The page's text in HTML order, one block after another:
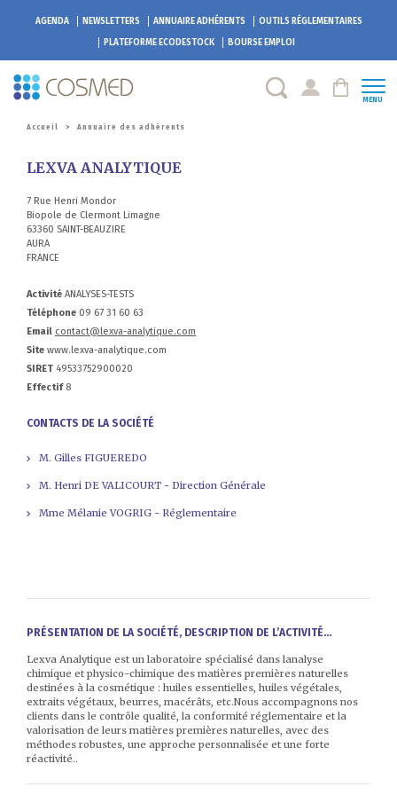
AGENDA NEWSLETTERS ANNUAIRE ADHÉRENTS
OUTILS RÉGLEMENTAIRES
PLATEFORMEECODESTOCK BOURSE EMPLOI
MENU
Accueil > Annuaire des adhérents
LEXVA ANALYTIQUE
7 Rue Henri Mondor
Biopole de Clermont Limagne
63360 SAINT-BEAUZIRE
AURA
FRANCE
Activité ANALYSES-TESTS
Téléphone 09 67 31 60 63
Email contact@lexva-analytique.com
Site www.lexva-analytique.com
SIRET 49533752900020
Effectif8
CONTACTS DE LA SOCIÉTÉ
M. Gilles FIGUEREDO
M. Henri DE VALICOURT - Direction Générale
Mme Mélanie VOGRIG - Réglementaire
PRÉSENTATION DE LA SOCIÉTÉ, DESCRIPTION DE L’ACTIVITÉ...
Lexva Analytique est un laboratoire spécialisé dans lanalyse
chimique et physico-chimique des matières premières naturelles
destinées à la cosmétique : huiles essentielles, huiles végétales,
extraits végétaux, beurres, macérâts, etc.Nous accompagnons nos
clients dans le contrôle qualité, la conformité réglementaire et la
valorisation de leurs matières premières naturelles, avec des
méthodes robustes, une approche personnalisée et une forte
réactivité..